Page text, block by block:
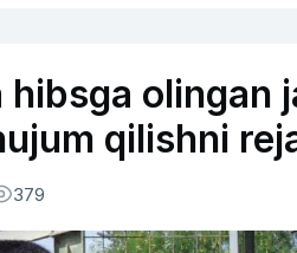
hibsga olingan
qilishni
379